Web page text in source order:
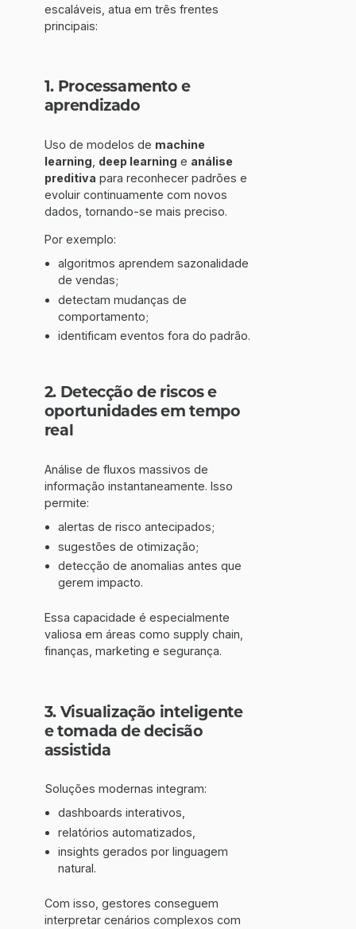
escaláveis, atua em três frentes
principais:
1. Processamento e
aprendizado
Uso de modelos de machine
learning deep learning e análise
preditiva para reconhecer padrões e
evoluir continuamente com novos
dados, tornando-se mais preciso.
Por exemplo:
algoritmos aprendem sazonalidade
de vendas;
detectam mudanças de
comportamento;
identificam eventos fora do padrão.
2. Detecção de riscos e
oportunidades em tempo
real
Análise de fluxos massivos de
informação instantaneamente. Isso
permite:
alertas de risco antecipados;
sugestões de otimização;
detecção de anomalias antes que
gerem impacto.
Essa capacidade é especialmente
valiosa em áreas como supply chain,
finanças, marketing e segurança.
3. Visualização inteligente
e tomada de decisão
assistida
Soluções modernas integram:
dashboards interativos,
relatórios automatizados,
insights gerados por linguagem
natural.
Com isso, gestores conseguem
interpretar cenários complexos com